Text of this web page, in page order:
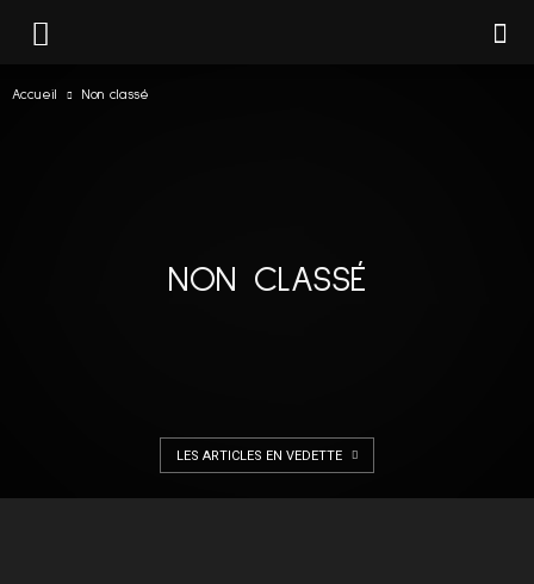
Accueil Non classé
NON CLASSÉ
LES ARTICLES EN VEDETTE